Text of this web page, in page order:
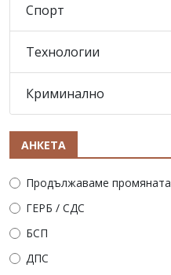
Спорт
Технологии
Криминално
АНКЕТА
Продължаваме промяната
ГЕРБ / СДС
БСП
ДПС